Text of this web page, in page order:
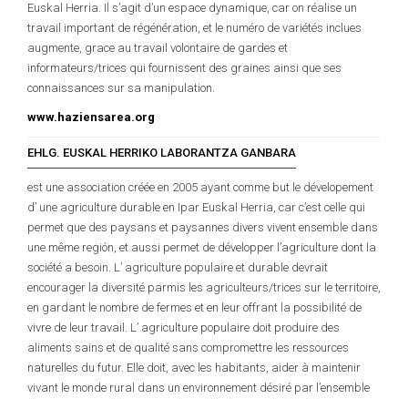
Euskal Herria. Il s’agit d’un espace dynamique, car on réalise un
travail important de régénération, et le numéro de variétés inclues
augmente, grace au travail volontaire de gardes et
informateurs/trices qui fournissent des graines ainsi que ses
connaissances sur sa manipulation.
www.haziensarea.org
EHLG. EUSKAL HERRIKO LABORANTZA GANBARA
est une association créée en 2005 ayant comme but le dévelopement
d’ une agriculture durable en Ipar Euskal Herria, car c’est celle qui
permet que des paysans et paysannes divers vivent ensemble dans
une même región, et aussi permet de développer l’agriculture dont la
société a besoin. L’ agriculture populaire et durable devrait
encourager la diversité parmis les agriculteurs/trices sur le territoire,
en gardant le nombre de fermes et en leur offrant la possibilité de
vivre de leur travail. L’ agriculture populaire doit produire des
aliments sains et de qualité sans compromettre les ressources
naturelles du futur. Elle doit, avec les habitants, aider à maintenir
vivant le monde rural dans un environnement désiré par l’ensemble